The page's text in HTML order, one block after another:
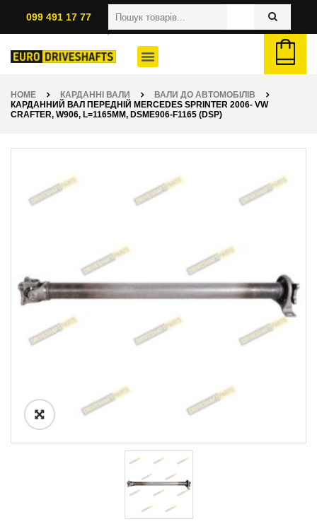
099 491 17 77
HOME КАРДАННІ ВАЛИ
ВАЛИ ДО АВТОМОБІЛІВ
КАРДАННИЙ ВАЛ ПЕРЕДНІЙ MERCEDES SPRINTER 2006- VW
CRAFTER, W906, L=1165ММ, DSME906-F1165 (DSP)